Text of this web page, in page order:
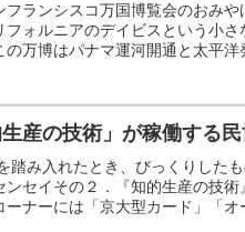
ランシスコ万国博覧会のおみ
ォルニアのデイビスという小
万博はパナマ運河開通と太平洋
産の技術」が稼働する
踏み入れたとき、びっくりした
セイその２．『知的生産の技
ナーには「京大型カード」「オ